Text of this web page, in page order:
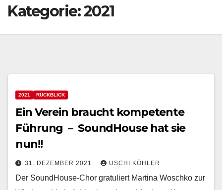
Kategorie:2021
2021 RÜCKBLICK
Ein Verein braucht kompetente
Führung – SoundHouse hat sie
nun!!
31. DEZEMBER 2021 USCHI KÖHLER
Der SoundHouse-Chor gratuliert Martina Woschko zur